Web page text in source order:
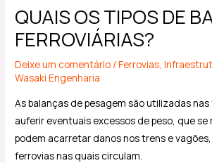
QUAIS OS TIPOS DE
FERROVIÁRIAS?
Deixe um comentário /Ferrovias,
Wasaki Engenharia
As balanças de pesagem são utilizadas nas
auferir eventuais excessos de peso, que se
podem acarretar danos nos trens e
ferrovias nas quais circulam.